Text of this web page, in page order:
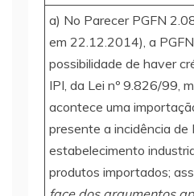
a) No Parecer PGFN
em 22.12.2014), a
possibilidade de haver
IPI, da Lei nº 9.826/99,
acontece uma
presente a incidência de
estabelecimento
produtos importados;